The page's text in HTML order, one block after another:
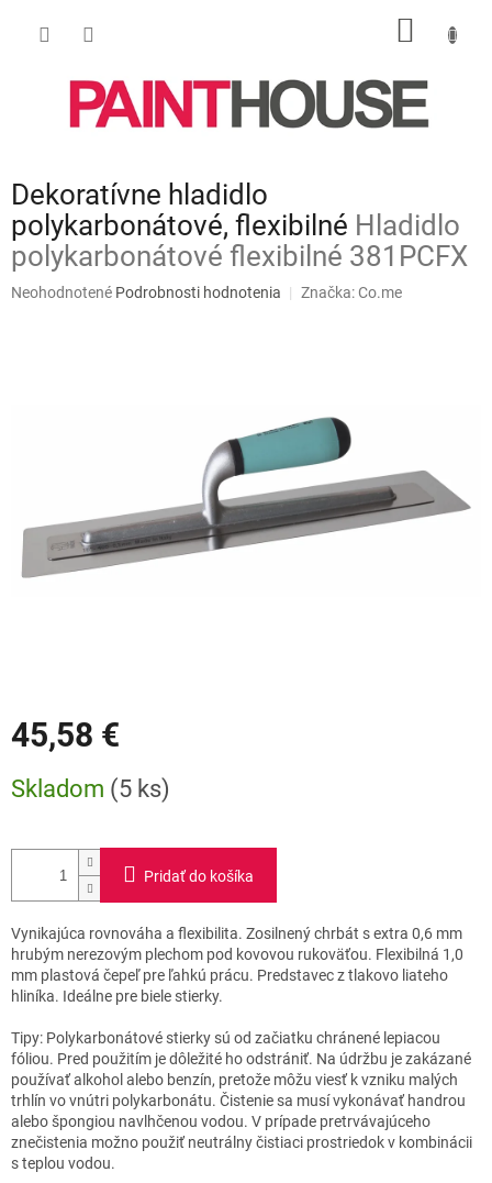
Dekoratívne hladidlo
polykarbonátové, flexibilné Hladidlo
polykarbonátové flexibilné 381PCFX
Priemerné
Neohodnotené Podrobnosti hodnotenia Značka:Co.me
45,58 €
cena:
Skladom (5 ks)
Pridať do košíka
Vynikajúca rovnováha a flexibilita. Zosilnený chrbát s extra 0,6 mm
hrubým nerezovým plechom pod kovovou rukoväťou. Flexibilná 1,0
mm plastová čepeľ pre ľahkú prácu. Predstavec z tlakovo liateho
hliníka. Ideálne pre biele stierky.
Tipy: Polykarbonátové stierky sú od začiatku chránené lepiacou
fóliou. Pred použitím je dôležité ho odstrániť. Na údržbu je zakázané
používať alkohol alebo benzín, pretože môžu viesť k vzniku malých
trhlín vo vnútri polykarbonátu. Čistenie sa musí vykonávať handrou
alebo špongiou navlhčenou vodou. V prípade pretrvávajúceho
znečistenia možno použiť neutrálny čistiaci prostriedok v kombinácii
s teplou vodou.